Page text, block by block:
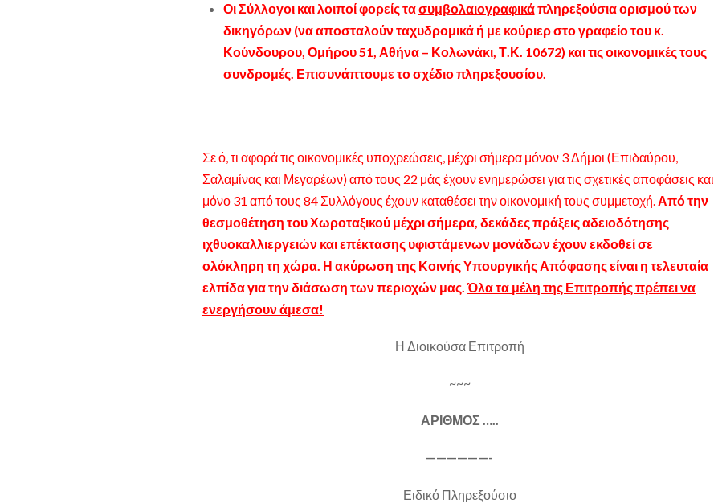
Οι Σύλλογοι και λοιποί φορείς τασυμβολαιογραφικάπληρεξούσιαορισμού των
δικηγόρων (να αποσταλούν ταχυδρομικά ή με κούριερ στο γραφείο του κ.
Κούνδουρου, Ομήρου 51, Αθήνα – Κολωνάκι, Τ.Κ. 10672) και τις οικονομικές τους
συνδρομές. Επισυνάπτουμε το σχέδιο πληρεξουσίου.
Σε ό, τι αφορά τις οικονομικές υποχρεώσεις, μέχρι σήμερα μόνον 3 Δήμοι (Επιδαύρου,
Σαλαμίνας και Μεγαρέων) από τους 22 μάς έχουν ενημερώσει για τις σχετικές αποφάσεις και
μόνο 31 από τους 84 Συλλόγους έχουν καταθέσει την οικονομική τους συμμετοχή. Από την
θεσμοθέτηση του Χωροταξικού μέχρι σήμερα, δεκάδες πράξεις αδειοδότησης
ιχθυοκαλλιεργειών και επέκτασης υφιστάμενων μονάδων έχουν εκδοθεί σε
ολόκληρη τη χώρα. Η ακύρωση της Κοινής Υπουργικής Απόφασης είναι η τελευταία
ελπίδα για την διάσωση των περιοχών μας.Όλα τα μέλη της Επιτροπής πρέπει να
ενεργήσουν άμεσα!
Η Διοικούσα Επιτροπή
~~~
ΑΡΙΘΜΟΣ …..
——————-
Ειδικό Πληρεξούσιο